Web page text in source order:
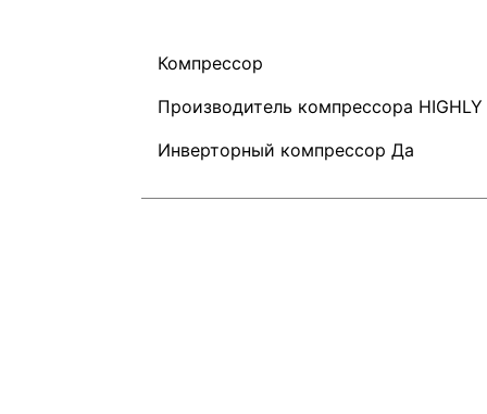
Компрессор
Производитель компрессора HIGHLY
Инверторный компрессор Да